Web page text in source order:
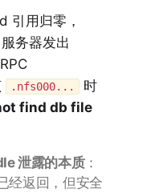
引用归零，
务器发出
RPC
.nfs000...
时
find db file
泄露的本质：
经返回，但安全